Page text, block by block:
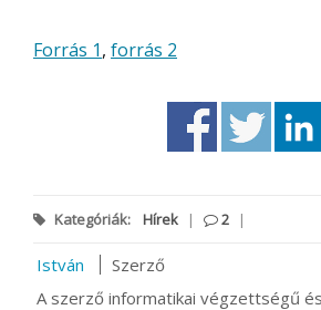
Forrás 1, forrás 2
Kategóriák: Hírek | 2 |
István
Szerző
A szerző informatikai végzettségű